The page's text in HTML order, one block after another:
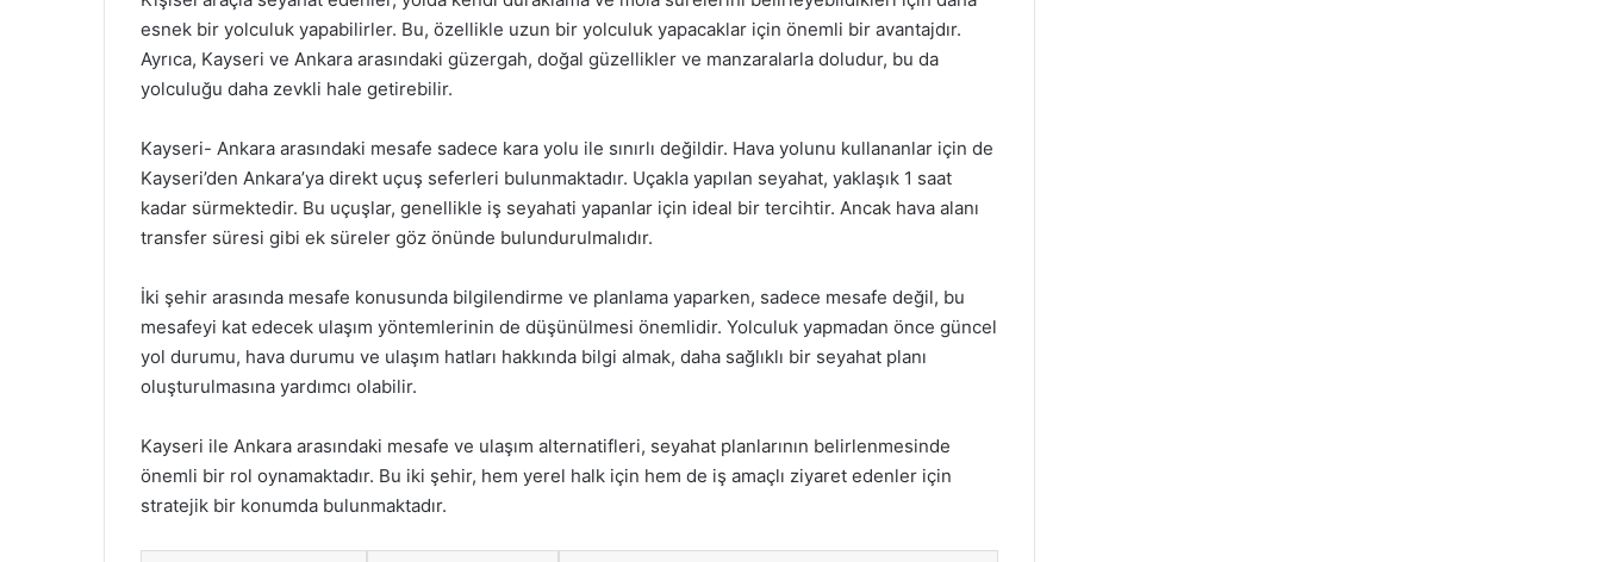
esnek bir yolculuk yapabilirler. Bu, özellikle uzun bir yolculuk yapacaklar için önemli bir avantajdır.
Ayrıca, Kayseri ve Ankara arasındaki güzergah, doğal güzellikler ve manzaralarla doludur, bu da
yolculuğu daha zevkli hale getirebilir.
Kayseri- Ankara arasındaki mesafe sadece kara yolu ile sınırlı değildir. Hava yolunu kullananlar için de
Kayseri’den Ankara’ya direkt uçuş seferleri bulunmaktadır. Uçakla yapılan seyahat, yaklaşık 1 saat
kadar sürmektedir. Bu uçuşlar, genellikle iş seyahati yapanlar için ideal bir tercihtir. Ancak hava alanı
transfer süresi gibi ek süreler göz önünde bulundurulmalıdır.
İki şehir arasında mesafe konusunda bilgilendirme ve planlama yaparken, sadece mesafe değil, bu
mesafeyi kat edecek ulaşım yöntemlerinin de düşünülmesi önemlidir. Yolculuk yapmadan önce güncel
yol durumu, hava durumu ve ulaşım hatları hakkında bilgi almak, daha sağlıklı bir seyahat planı
oluşturulmasına yardımcı olabilir.
Kayseri ile Ankara arasındaki mesafe ve ulaşım alternatifleri, seyahat planlarının belirlenmesinde
önemli bir rol oynamaktadır. Bu iki şehir, hem yerel halk için hem de iş amaçlı ziyaret edenler için
stratejik bir konumda bulunmaktadır.